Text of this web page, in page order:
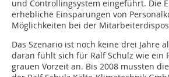
und Controllingsystem eingeführt. Die
erhebliche Einsparungen von
Möglichkeiten bei der
Das Szenario ist noch keine drei Jahre
daran fühlt sich für Ralf Schulz wie ein
grauen Vorzeit an. Bis 2008 mussten